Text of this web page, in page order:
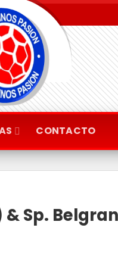
CONTACTO
Sp.